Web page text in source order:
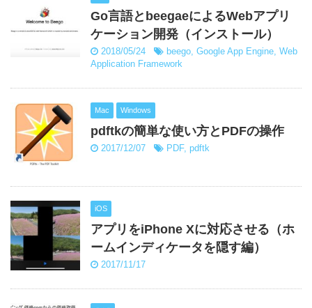
Go言語とbeegaeによるWebアプリ
ケーション開発（インストール）
2018/05/24 beego, Google App Engine, Web
Application Framework
Mac Windows
pdftkの簡単な使い方とPDFの操作
2017/12/07 PDF, pdftk
iOS
アプリをiPhone Xに対応させる（ホ
ームインディケータを隠す編）
2017/11/17